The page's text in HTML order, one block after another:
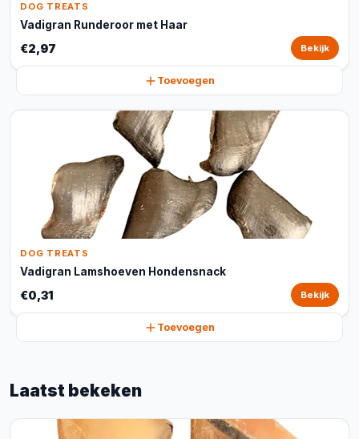
DOG TREATS
Vadigran Runderoor met Haar
€2,97 Bekijk
Toevoegen
DOG TREATS
Vadigran Lamshoeven Hondensnack
€0,31 Bekijk
Toevoegen
Laatst bekeken